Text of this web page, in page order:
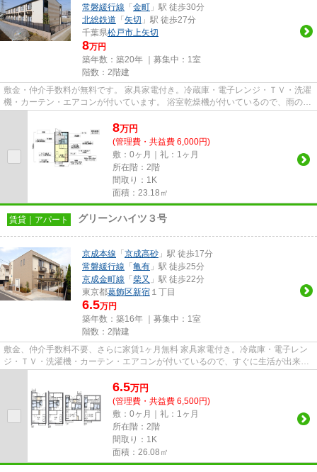
常磐緩行線 「 金町 」駅 徒歩30分
北総鉄道 「 矢切 」駅 徒歩27分
千葉県松戸市上矢切
8万円
築年数：築20年 ｜募集中： 1室
階数：2階建
敷金・仲介手数料が無料です。 家具家電付き。冷蔵庫・電子レンジ・ＴＶ・洗濯
機・カーテン・エアコンが付いています。 浴室乾燥機が付いているので、雨の日
8万円
(管理費・共益費 6,000円)
敷：0ヶ月｜礼：1ヶ月
所在階：2階
間取り：1K
面積：23.18㎡
賃貸｜アパート グリーンハイツ３号
京成本線 「 京成高砂 」駅 徒歩17分
常磐緩行線 「 亀有 」駅 徒歩25分
京成金町線 「 柴又 」駅 徒歩22分
東京都葛飾区新宿 １丁目
6.5万円
築年数：築16年 ｜募集中： 1室
階数：2階建
敷金、仲介手数料不要、さらに家賃1ヶ月無料 家具家電付き。冷蔵庫・電子レン
ジ・ＴＶ・洗濯機・カーテン・エアコンが付いているので、すぐに生活が出来ま
6.5万円
(管理費・共益費 6,500円)
敷：0ヶ月｜礼：1ヶ月
所在階：2階
間取り：1K
面積：26.08㎡